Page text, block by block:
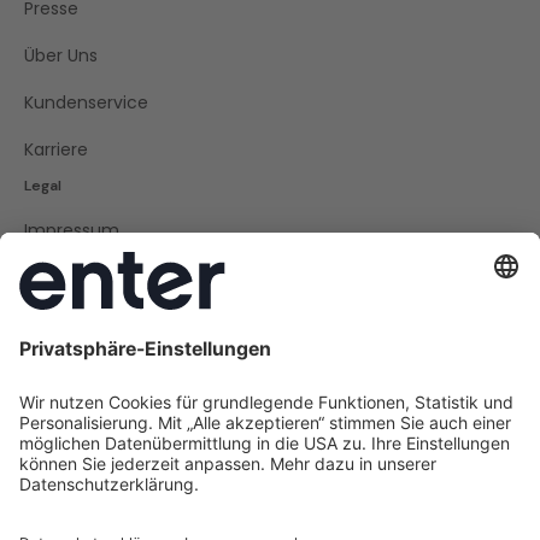
Presse
Über Uns
Kundenservice
Karriere
Legal
Impressum
Datenschutz
Barrierefreiheit
Social
Instagram